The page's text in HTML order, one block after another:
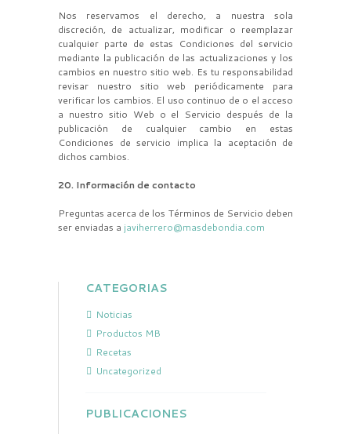
Nos reservamos el derecho, a nuestra sola
discreción, de actualizar, modificar o reemplazar
cualquier parte de estas Condiciones del servicio
mediante la publicación de las actualizaciones y los
cambios en nuestro sitio web. Es tu responsabilidad
revisar nuestro sitio web periódicamente para
verificar los cambios. El uso continuo de o el acceso
a nuestro sitio Web o el Servicio después de la
publicación de cualquier cambio en estas
Condiciones de servicio implica la aceptación de
dichos cambios.
20. Información de contacto
Preguntas acerca de los Términos de Servicio deben
ser enviadas a javiherrero@masdebondia.com
CATEGORIAS
Noticias
Productos MB
Recetas
Uncategorized
PUBLICACIONES